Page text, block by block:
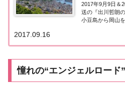
2017年9月9日＆
送の『出川哲朗
小豆島から岡山
光スポットなど
た。くわしくは
2017.09.16
憧れの“エンジェルロード